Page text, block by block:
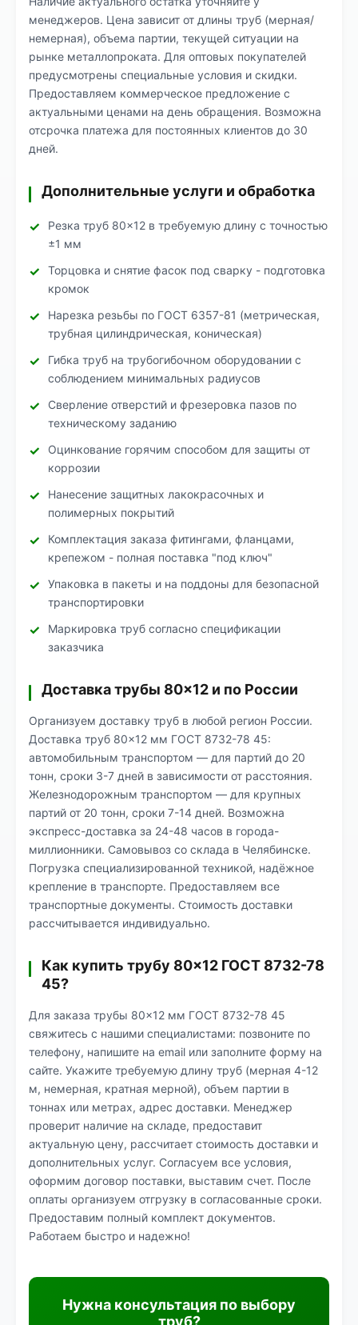
менеджеров. Цена зависит от длины труб (мерная/
немерная), объема партии, текущей ситуации на
рынке металлопроката. Для оптовых покупателей
предусмотрены специальные условия и скидки.
Предоставляем коммерческое предложение с
актуальными ценами на день обращения. Возможна
отсрочка платежа для постоянных клиентов до 30
дней.
Дополнительные услуги и обработка
Резка труб 80×12 в требуемую длину с точностью
±1 мм
Торцовка и снятие фасок под сварку - подготовка
кромок
Нарезка резьбы по ГОСТ 6357-81 (метрическая,
трубная цилиндрическая, коническая)
Гибка труб на трубогибочном оборудовании с
соблюдением минимальных радиусов
Сверление отверстий и фрезеровка пазов по
техническому заданию
Оцинкование горячим способом для защиты от
коррозии
Нанесение защитных лакокрасочных и
полимерных покрытий
Комплектация заказа фитингами, фланцами,
крепежом - полная поставка "под ключ"
Упаковка в пакеты и на поддоны для безопасной
транспортировки
Маркировка труб согласно спецификации
заказчика
Доставка трубы 80×12 и по России
Организуем доставку труб в любой регион России.
Доставка труб 80×12 мм ГОСТ 8732-78 45:
автомобильным транспортом — для партий до 20
тонн, сроки 3-7 дней в зависимости от расстояния.
Железнодорожным транспортом — для крупных
партий от 20 тонн, сроки 7-14 дней. Возможна
экспресс-доставка за 24-48 часов в города-
миллионники. Самовывоз со склада в Челябинске.
Погрузка специализированной техникой, надёжное
крепление в транспорте. Предоставляем все
транспортные документы. Стоимость доставки
рассчитывается индивидуально.
Как купить трубу 80×12 ГОСТ 8732-78
45?
Для заказа трубы 80×12 мм ГОСТ 8732-78 45
свяжитесь с нашими специалистами: позвоните по
телефону, напишите на email или заполните форму на
сайте. Укажите требуемую длину труб (мерная 4-12
м, немерная, кратная мерной), объем партии в
тоннах или метрах, адрес доставки. Менеджер
проверит наличие на складе, предоставит
актуальную цену, рассчитает стоимость доставки и
дополнительных услуг. Согласуем все условия,
оформим договор поставки, выставим счет. После
оплаты организуем отгрузку в согласованные сроки.
Предоставим полный комплект документов.
Работаем быстро и надежно!
Нужна консультация по выбору
труб?